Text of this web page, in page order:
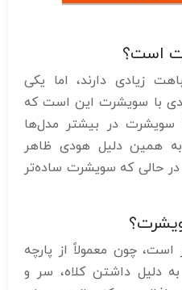
است؟
زیادی دارند، اما یکی
با سویشرت این است که
سویشرت در بیشتر مدل‌ها
همین دلیل هودی ظاهر
در حالی که سویشرت ساده‌تر
چون معمولاً از پارچه
دلیل داشتن کلاه، سر و